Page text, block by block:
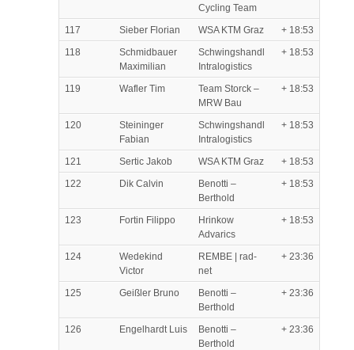
Cycling Team
117 Sieber Florian WSA KTM Graz
+ 18:53
118
Schmidbauer
Maximilian
Schwingshandl
Intralogistics
+ 18:53
119 Wafler Tim
Team Storck –
MRW Bau
+ 18:53
120
Steininger
Fabian
Schwingshandl
Intralogistics
+ 18:53
121 Sertic Jakob WSA KTM Graz
+ 18:53
122
Dik Calvin
Benotti –
Berthold
+ 18:53
123 Fortin Filippo
Hrinkow
Advarics
+ 18:53
124
Wedekind
Victor
REMBE | rad-
net
+ 23:36
125 Geißler Bruno
Benotti –
Berthold
+ 23:36
126 Engelhardt Luis
Benotti –
Berthold
+ 23:36